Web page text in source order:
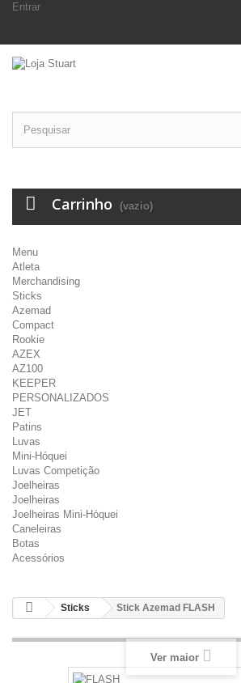
Entrar
Carrinho (vazio)
Menu
Atleta
Merchandising
Sticks
Azemad
Compact
Rookie
AZEX
AZ100
KEEPER
PERSONALIZADOS
JET
Patins
Luvas
Mini-Hóquei
Luvas Competição
Joelheiras
Joelheiras
Joelheiras Mini-Hóquei
Caneleiras
Botas
Acessórios
Sticks Stick Azemad FLASH
Ver maior